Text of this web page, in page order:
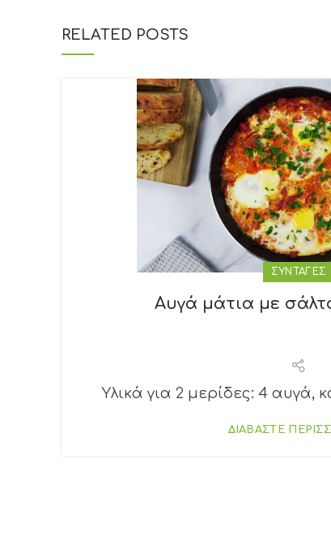
RELATED POSTS
ΣΥΝΤΑΓΕΣ
Αυγά μάτια με
Υλικά για 2 μερίδες: 4 αυγά,
ΔΙΑΒΑΣΤΕ